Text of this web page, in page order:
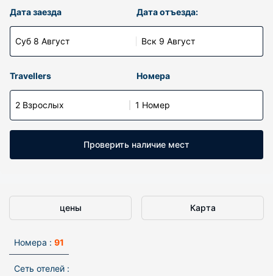
Дата заезда
Суб 8 Август
Дата отъезда:
Вск 9 Август
Travellers Номера
2 Взрослых 1 Номер
Проверить наличие мест
цены Карта
Номера : 91
Сеть отелей :